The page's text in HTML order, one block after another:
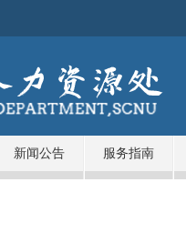
新闻公告 服务指南